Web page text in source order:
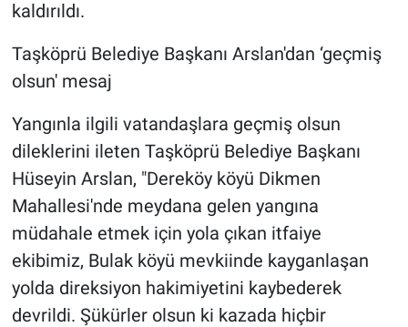
kaldırıldı.
Taşköprü Belediye Başkanı Arslan'dan ‘geçmiş
olsun' mesaj
Yangınla ilgili vatandaşlara geçmiş olsun
dileklerini ileten Taşköprü Belediye Başkanı
Hüseyin Arslan, "Dereköy köyü Dikmen
Mahallesi'nde meydana gelen yangına
müdahale etmek için yola çıkan itfaiye
ekibimiz, Bulak köyü mevkiinde kayganlaşan
yolda direksiyon hakimiyetini kaybederek
devrildi. Şükürler olsun ki kazada hiçbir